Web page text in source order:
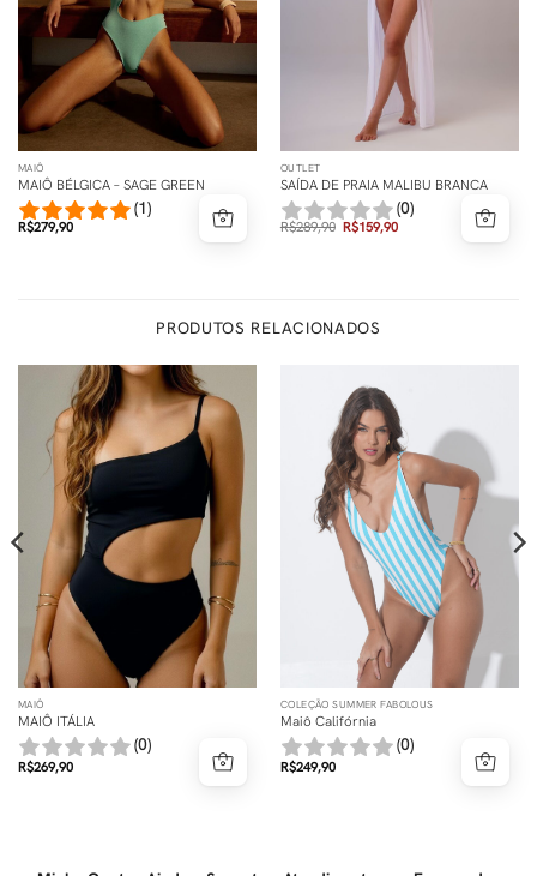
MAIÔ
MAIÔ BÉLGICA – SAGE GREEN
(1)
R$279,90
OUTLET
SAÍDA DE PRAIA MALIBU BRANCA
(0)
R$289,90 R$159,90
PRODUTOS RELACIONADOS
MAIÔ
MAIÔ ITÁLIA
(0)
R$269,90
COLEÇÃO SUMMER FABOLOUS
Maiô Califórnia
(0)
R$249,90